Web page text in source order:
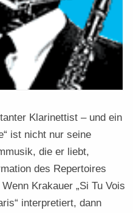
Klarinettist – und ein
ist nicht nur seine
die er liebt,
des Repertoires
Krakauer „Si Tu Vois
interpretiert, dann